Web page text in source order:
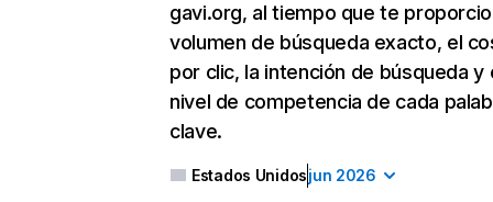
gavi.org, al tiempo que te
volumen de búsqueda exacto, el
por clic, la intención de búsqueda y
nivel de competencia de cada
clave.
Estados Unidosjun 2026